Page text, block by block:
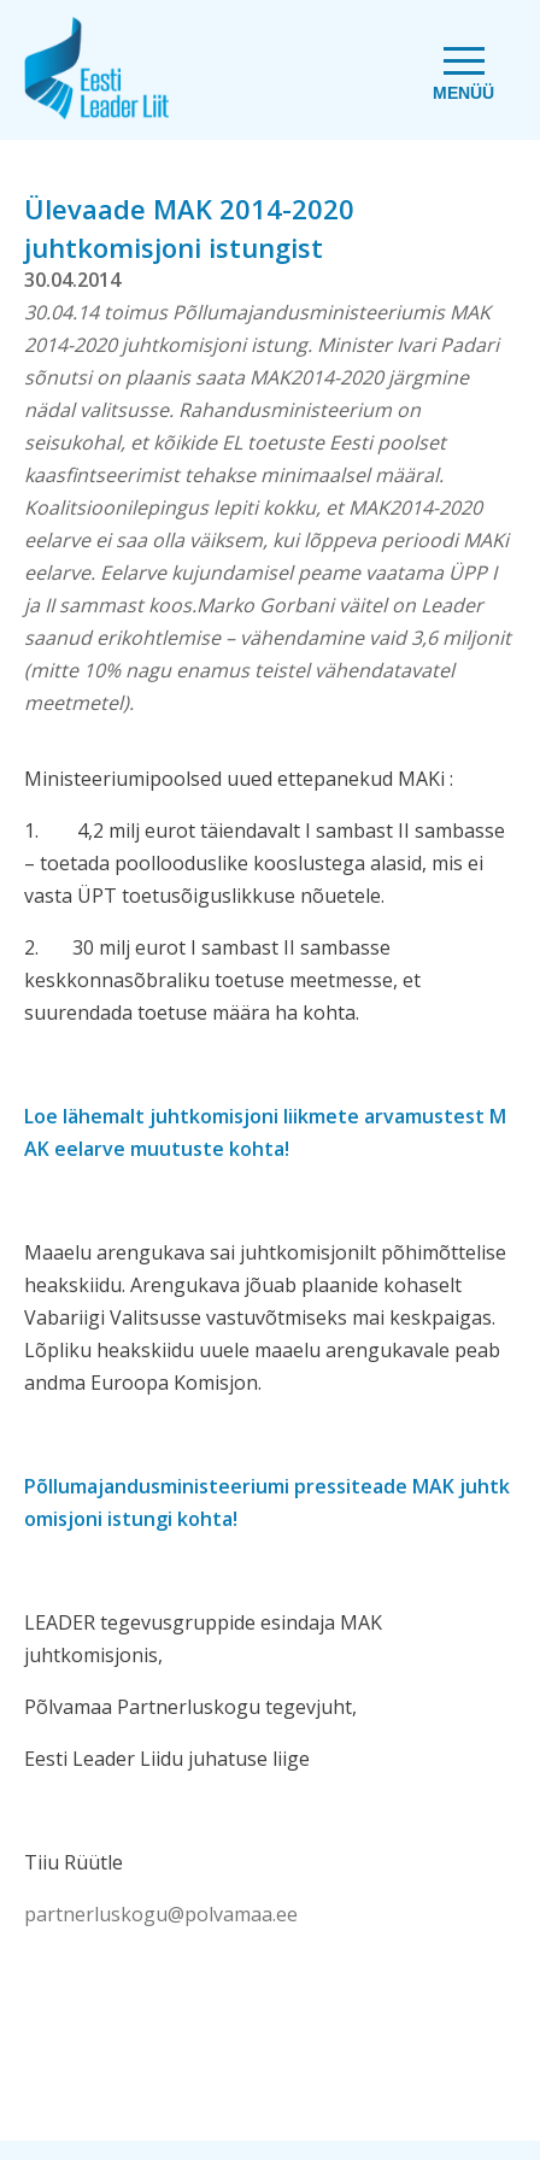
MENÜÜ
Ülevaade MAK 2014-2020
juhtkomisjoni istungist
30.04.2014
30.04.14 toimus Põllumajandusministeeriumis MAK
2014-2020 juhtkomisjoni istung. Minister Ivari Padari
sõnutsi on plaanis saata MAK2014-2020 järgmine
nädal valitsusse. Rahandusministeerium on
seisukohal, et kõikide EL toetuste Eesti poolset
kaasfintseerimist tehakse minimaalsel määral.
Koalitsioonilepingus lepiti kokku, et MAK2014-2020
eelarve ei saa olla väiksem, kui lõppeva perioodi MAKi
eelarve. Eelarve kujundamisel peame vaatama ÜPP I
ja II sammast koos.Marko Gorbani väitel on Leader
saanud erikohtlemise – vähendamine vaid 3,6 miljonit
(mitte 10% nagu enamus teistel vähendatavatel
meetmetel).
Ministeeriumipoolsed uued ettepanekud MAKi :
1. 4,2 milj eurot täiendavalt I sambast II sambasse
– toetada poollooduslike kooslustega alasid, mis ei
vasta ÜPT toetusõiguslikkuse nõuetele.
2. 30 milj eurot I sambast II sambasse
keskkonnasõbraliku toetuse meetmesse, et
suurendada toetuse määra ha kohta.
Loe lähemalt juhtkomisjoni liikmete arvamustest M
AK eelarve muutuste kohta!
Maaelu arengukava sai juhtkomisjonilt põhimõttelise
heakskiidu. Arengukava jõuab plaanide kohaselt
Vabariigi Valitsusse vastuvõtmiseks mai keskpaigas.
Lõpliku heakskiidu uuele maaelu arengukavale peab
andma Euroopa Komisjon.
Põllumajandusministeeriumi pressiteade MAK juhtk
omisjoni istungi kohta!
LEADER tegevusgruppide esindaja MAK
juhtkomisjonis,
Põlvamaa Partnerluskogu tegevjuht,
Eesti Leader Liidu juhatuse liige
Tiiu Rüütle
partnerluskogu@polvamaa.ee